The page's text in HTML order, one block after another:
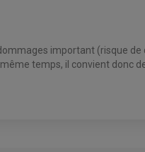
important (risque
temps, il convient donc